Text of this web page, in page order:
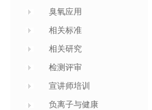
臭氧应用
相关标准
相关研究
检测评审
宣讲师培训
负离子与健康